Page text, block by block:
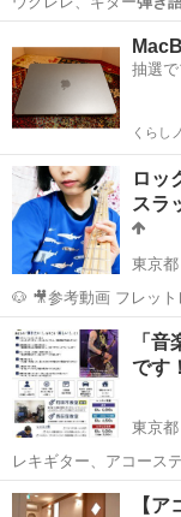
語りをしてみたい！」
抽選
くらし
ロッ
スラ
東京
🐶 🎥参考動画 フレッ
東京 渋谷区 南
「
です！
東京
レキギター、アコース
アレンジなど…。 …
東京 多摩市
【